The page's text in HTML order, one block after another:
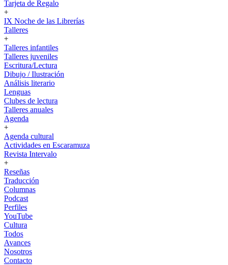
Tarjeta de Regalo
+
IX Noche de las Librerías
Talleres
+
Talleres infantiles
Talleres juveniles
Escritura/Lectura
Dibujo / Ilustración
Análisis literario
Lenguas
Clubes de lectura
Talleres anuales
Agenda
+
Agenda cultural
Actividades en Escaramuza
Revista Intervalo
+
Reseñas
Traducción
Columnas
Podcast
Perfiles
YouTube
Cultura
Todos
Avances
Nosotros
Contacto